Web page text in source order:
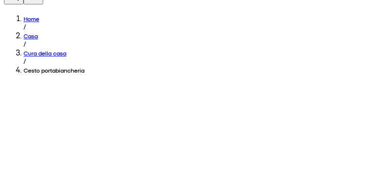
Home
/
Casa
/
Cura della casa
/
Cesto portabiancheria